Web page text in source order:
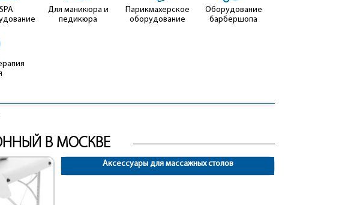
SPA
Для маникюра и
педикюра
Парикмахерское
оборудование
Оборудование
барбершопа
В МОСКВЕ
Аксессуары для массажных столов